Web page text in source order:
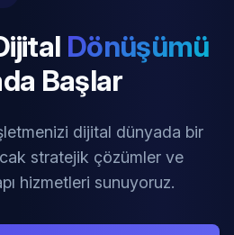
Dönüşümü
Başlar
dijital dünyada bir
stratejik çözümler ve
hizmetleri sunuyoruz.